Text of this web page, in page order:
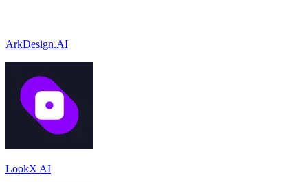
ArkDesign.AI
LookX AI